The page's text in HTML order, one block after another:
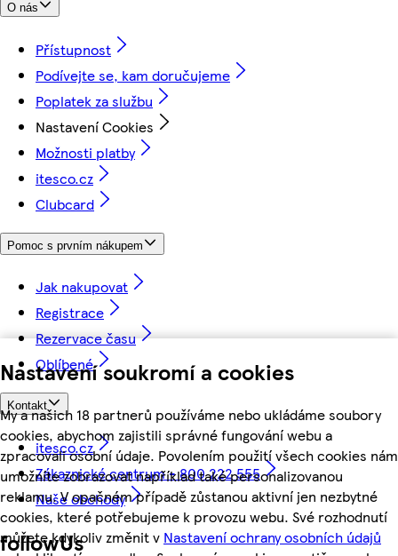
Nastavení soukromí a cookies
My a našich 18 partnerů používáme nebo ukládáme soubory
cookies, abychom zajistili správné fungování webu a
zpracovali osobní údaje. Povolením použití všech cookies nám
umožníte zobrazovat například také personalizovanou
reklamu. V opačném případě zůstanou aktivní jen nezbytné
cookies, které potřebujeme k provozu webu. Své rozhodnutí
můžete kdykoliv změnit v Nastavení ochrany osobních údajů
O nás
Přístupnost
Podívejte se, kam doručujeme
Poplatek za službu
Nastavení Cookies
Možnosti platby
itesco.cz
Clubcard
Pomoc s prvním nákupem
Jak nakupovat
Registrace
Rezervace času
Oblíbené
Kontakt
itesco.cz
Zákaznické centrum - 800 222 555
Naše obchody
followUs